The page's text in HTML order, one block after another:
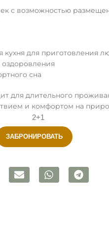
с возможностью
для приготовления
оздоровления
сна
для длительного
и комфортом на
ЗАБРОНИРОВАТЬ